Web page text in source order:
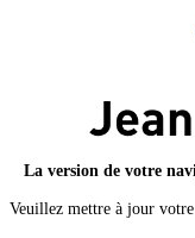
La version de votre
Veuillez mettre à jour